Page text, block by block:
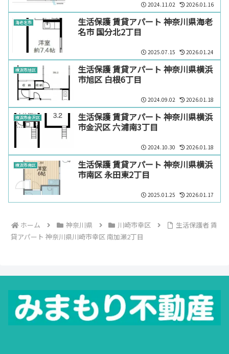
2024.11.02 2026.01.16
海老名市
生活保護 賃貸アパート 神奈川県海老
名市 国分北2丁目
2025.07.15 2026.01.24
横浜市旭区
生活保護 賃貸アパート 神奈川県横浜
市旭区 白根6丁目
2024.09.02 2026.01.18
横浜市金沢区
生活保護 賃貸アパート 神奈川県横浜
市金沢区 六浦南3丁目
2024.10.30 2026.01.18
横浜市南区
生活保護 賃貸アパート 神奈川県横浜
市南区 永田東2丁目
2025.01.25 2026.01.17
ホーム 神奈川県 川崎市幸区
生活保護者 賃
貸アパート 神奈川県川崎市幸区 南加瀬2丁目